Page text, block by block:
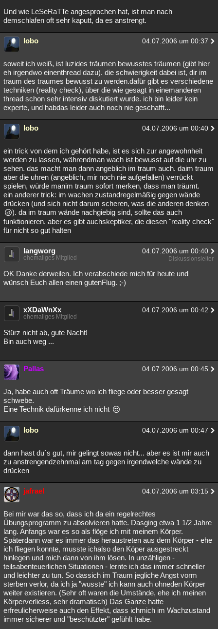
Und wie LeSeRaTTe angesprochen hat, ist man nach
demschlafen oft sehr kaputt, da es anstrengt.
lobo 04.07.2006 um 00:37
soweit ich weiß, ist luzides träumen bewusstes träumen (gibt hier
eh irgendwo einenthread dazu). die schwierigkeit dabei ist, dir im
traum des traumes bewusst zu werden.dafür gibt es verschiedene
techniken (reality check), über die wie gesagt in einemanderen
thread schon sehr intensiv diskutiert wurde. ich bin leider kein
experte, und habdas leider auch noch nie geschafft...
lobo 04.07.2006 um 00:40
ein trick von dem ich gehört habe, ist es sich zur angewohnheit
werden zu lassen, währendman wach ist bewusst auf die uhr zu
sehen. das macht man dann angeblich im traum auch. daim traum
aber die uhren (angeblich, mir noch nie aufgefallen) verrückt
spielen, würde manim traum sofort merken, dass man träumt.
ein anderer trick: im wachen zustandregelmäßig gegen wände
drücken (und sich nicht darum scheren, was die anderen denken
). da im traum wände nachgiebig sind, sollte das auch
funktionieren. aber es gibt auchskeptiker, die diesen "reality check"
für nicht so gut halten
langworg 04.07.2006 um 00:40
ehemaliges Mitglied Diskussionsleiter
OK Danke derweilen. Ich verabschiede mich für heute und
wünsch Euch allen einen gutenFlug. ;-)
xXDaWnXx 04.07.2006 um 00:42
ehemaliges Mitglied
Stürz nicht ab, gute Nacht!
Bin auch weg ...
Pallas 04.07.2006 um 00:45
Ja, habe auch oft Träume wo ich fliege oder besser gesagt
schwebe.
Eine Technik dafürkenne ich nicht
lobo 04.07.2006 um 00:47
dann hast du´s gut, mir gelingt sowas nicht... aber es ist mir auch
zu anstrengendzehnmal am tag gegen irgendwelche wände zu
drücken
jafrael 04.07.2006 um 03:15
Bei mir war das so, dass ich da ein regelrechtes
Übungsprogramm zu absolvieren hatte. Dasging etwa 1 1/2 Jahre
lang. Anfangs war es so als flöge ich mit meinem Körper.
Späterdann war es immer das heraustreten aus dem Körper - ehe
ich fliegen konnte, musste ichalso den Köper ausgestreckt
hinlegen und mich dann von ihm lösen. In unzähligen -
teilsabenteuerlichen Situationen - lernte ich das immer schneller
und leichter zu tun. So dassich im Traum jegliche Angst vorm
sterben verlor, da ich ja "wusste" ich kann auch ohneden Körper
weiter existieren. (Sehr oft waren die Umstände, ehe ich meinen
Körperverliess, sehr dramatisch) Das Ganze hatte
erfreulicherweise auch den Effekt, dass ichmich im Wachzustand
immer sicherer und "beschützter" gefühlt habe.